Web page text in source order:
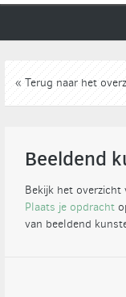
« Terug naar het
Beeldend
Bekijk het overzicht
Plaats je opdracht
van beeldend